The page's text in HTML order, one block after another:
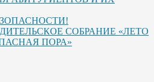
СОБРАНИЕ «ЛЕТО
ПОРА»